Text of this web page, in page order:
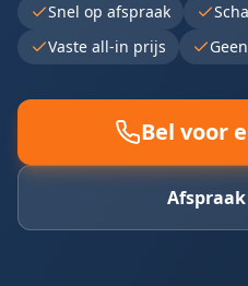
Snel op afspraak
Vaste all-in prijs
Bel voor